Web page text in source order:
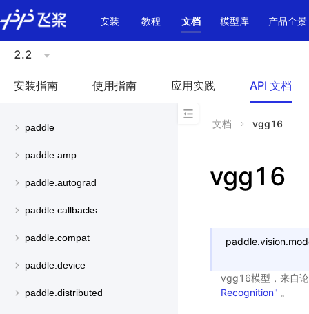
\u200E
安装
教程 文档 模型库 产品全景
2.2
安装指南 使用指南 应用实践 API 文档
paddle
paddle.amp
paddle.autograd
paddle.callbacks
paddle.compat
paddle.device
paddle.distributed
文档 vgg16
vgg16
vgg16模型，来自
Recognition" 。